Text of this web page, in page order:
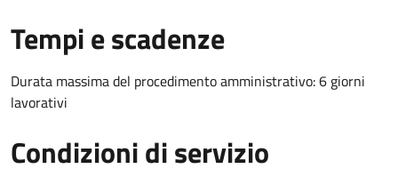
Tempi e scadenze
Durata massima del procedimento amministrativo: 6 giorni
lavorativi
Condizioni di servizio